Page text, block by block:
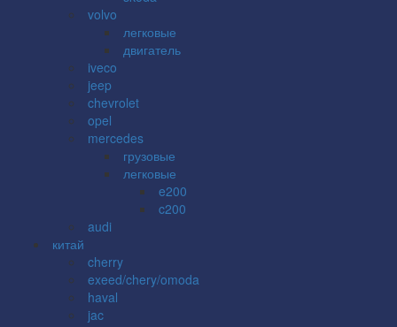
volvo
легковые
двигатель
iveco
jeep
chevrolet
opel
mercedes
грузовые
легковые
e200
c200
audi
китай
cherry
exeed/chery/omoda
haval
jac